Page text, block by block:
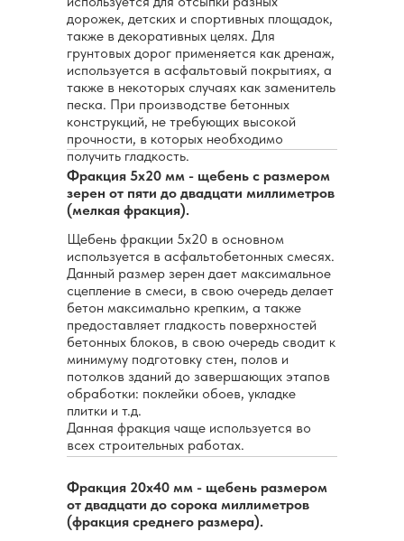
дорожек, детских и спортивных площадок,
также в декоративных целях. Для
грунтовых дорог применяется как дренаж,
используется в асфальтовый покрытиях, а
также в некоторых случаях как заменитель
песка. При производстве бетонных
конструкций, не требующих высокой
прочности, в которых необходимо
получить гладкость.
Фракция 5х20 мм - щебень с размером
зерен от пяти до двадцати миллиметров
(мелкая фракция).
Щебень фракции 5х20 в основном
используется в асфальтобетонных смесях.
Данный размер зерен дает максимальное
сцепление в смеси, в свою очередь делает
бетон максимально крепким, а также
предоставляет гладкость поверхностей
бетонных блоков, в свою очередь сводит к
минимуму подготовку стен, полов и
потолков зданий до завершающих этапов
обработки: поклейки обоев, укладке
плитки и т.д.
Данная фракция чаще используется во
всех строительных работах.
Фракция 20х40 мм - щебень размером
от двадцати до сорока миллиметров
(фракция среднего размера).